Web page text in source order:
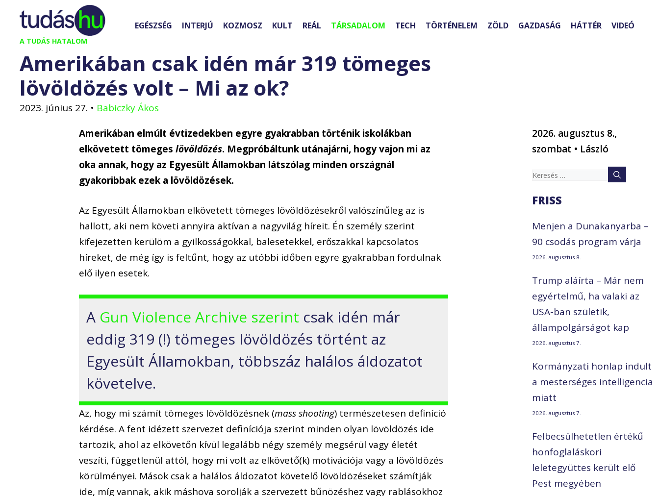
Kilépés
tartalomba
A TUDÁS HATALOM
EGÉSZSÉG INTERJÚ KOZMOSZ KULT REÁL TÁRSADALOM TECH TÖRTÉNELEM ZÖLD GAZDASÁG HÁTTÉR VIDEÓ
Amerikában csak idén már 319 tömeges
lövöldözés volt – Mi az ok?
2023. június 27. • Babiczky Ákos
Amerikában elmúlt évtizedekben egyre gyakrabban történik iskolákban
elkövetett tömegeslövöldözés. Megpróbáltunk utánajárni, hogy vajon mi az
oka annak, hogy az Egyesült Államokban látszólag minden országnál
gyakoribbak ezek a lövöldözések.
Az Egyesült Államokban elkövetett tömeges lövöldözésekről valószínűleg az is
hallott, aki nem követi annyira aktívan a nagyvilág híreit. Én személy szerint
kifejezetten kerülöm a gyilkosságokkal, balesetekkel, erőszakkal kapcsolatos
híreket, de még így is feltűnt, hogy az utóbbi időben egyre gyakrabban fordulnak
elő ilyen esetek.
A Gun Violence Archive szerint csak idén már
eddig 319 (!) tömeges lövöldözés történt az
Egyesült Államokban, többszáz halálos áldozatot
követelve.
Az, hogy mi számít tömeges lövöldözésnek (mass shooting) természetesen definíció
kérdése. A fent idézett szervezet definíciója szerint minden olyan lövöldözés ide
tartozik, ahol az elkövetőn kívül legalább négy személy megsérül vagy életét
veszíti, függetlenül attól, hogy mi volt az elkövető(k) motivációja vagy a lövöldözés
körülményei. Mások csak a halálos áldozatot követelő lövöldözéseket számítják
ide, míg vannak, akik máshova sorolják a szervezett bűnözéshez vagy rablásokhoz
2026. augusztus 8.,
szombat • László
Keresés:
FRISS
Menjen a Dunakanyarba –
90 csodás program várja
2026. augusztus 8.
Trump aláírta – Már nem
egyértelmű, ha valaki az
USA-ban születik,
állampolgárságot kap
2026. augusztus 7.
Kormányzati honlap indult
a mesterséges intelligencia
miatt
2026. augusztus 7.
Felbecsülhetetlen értékű
honfoglaláskori
leletegyüttes került elő
Pest megyében